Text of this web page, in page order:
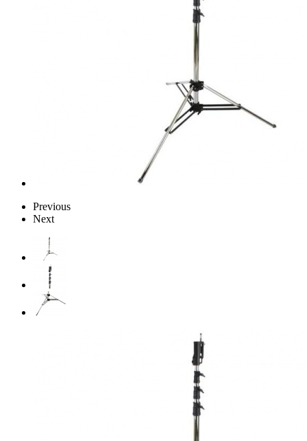
Previous
Next